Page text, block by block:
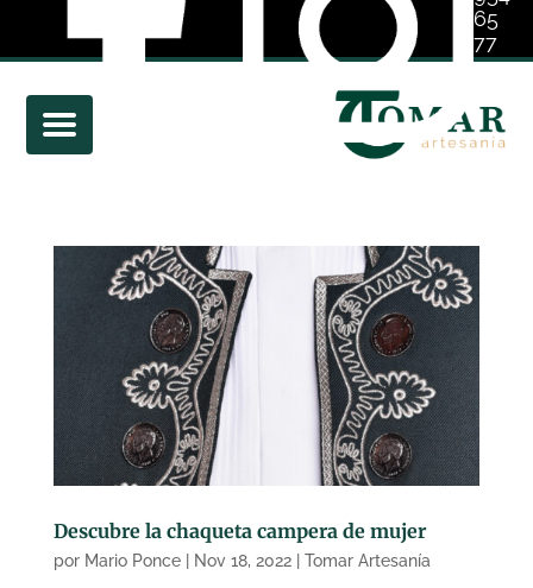
65
77
01
Descubre la chaqueta campera de mujer
por Mario Ponce| Nov 18, 2022| Tomar Artesanía